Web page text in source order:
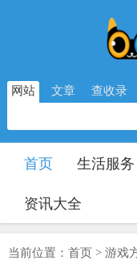
网站 文章 查收录
首页 生活服务
资讯大全
当前位置： 首页 > 游戏